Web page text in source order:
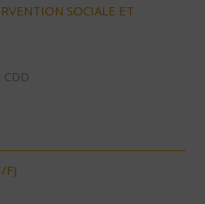
SOCIALE ET
F)